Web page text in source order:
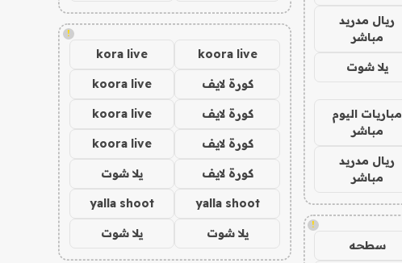
ريال مدريد
مباشر
يلا شوت
مباريات اليوم
مباشر
ريال مدريد
مباشر
!
سطحه
!
koora live
kora live
كورة لايف koora live
كورة لايف koora live
كورة لايف koora live
كورة لايف يلا شوت
yalla shoot
yalla shoot
يلا شوت يلا شوت